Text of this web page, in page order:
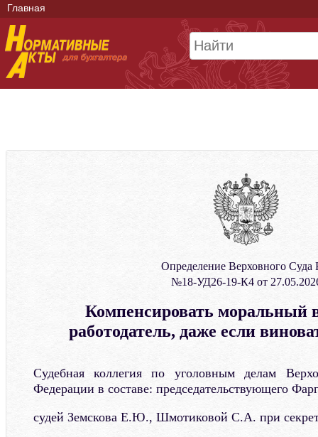
Главная
Определение Верховного Суда
№18-УД26-19-К4 от
Компенсировать моральный
работодатель, даже если
Судебная коллегия по уголовным делам
Федерации в составе: председательствующего
судей Земскова Е.Ю., Шмотиковой С.А. при